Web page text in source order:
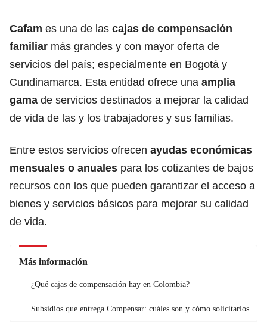
Cafam es una de las cajas de compensación
familiar más grandes y con mayor oferta de
servicios del país; especialmente en Bogotá y
Cundinamarca. Esta entidad ofrece una amplia
gama de servicios destinados a mejorar la calidad
de vida de las y los trabajadores y sus familias.
Entre estos servicios ofrecen ayudas económicas
mensuales o anuales para los cotizantes de bajos
recursos con los que pueden garantizar el acceso a
bienes y servicios básicos para mejorar su calidad
de vida.
Más información
¿Qué cajas de compensación hay en Colombia?
Subsidios que entrega Compensar: cuáles son y cómo solicitarlos